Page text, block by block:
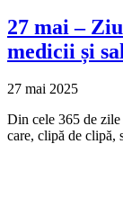
27 mai –
medicii și
27 mai 2025
Din cele 365 de zile
care, clipă de